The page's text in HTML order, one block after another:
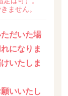
ません。
だいた場
になりま
いたしま
いいたし